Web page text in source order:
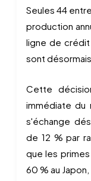
Seules 44
production
ligne de crédit
sont
Cette
immédiate du
s'échange
de 12 % par
que les
60 % au